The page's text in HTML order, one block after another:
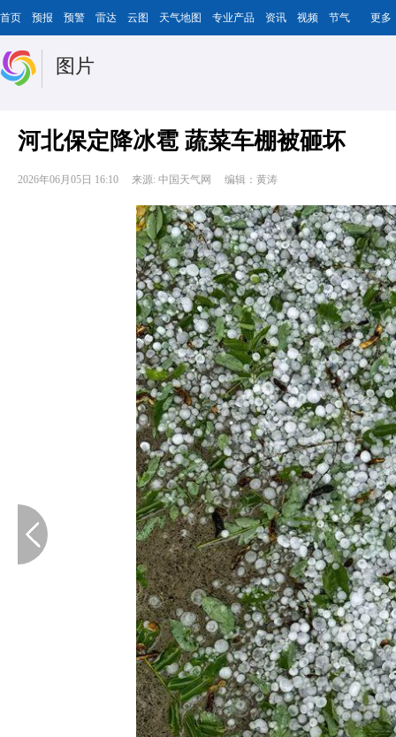
首页 预报 预警 雷达 云图 天气地图 专业产品 资讯 视频 节气 更多
图片
河北保定降冰雹 蔬菜车棚被砸坏
2026年06月05日 16:10 来源: 中国天气网 编辑：黄涛